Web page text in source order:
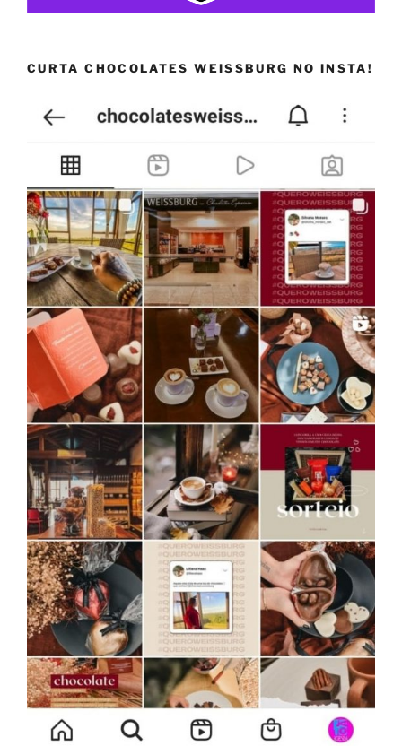
CURTA CHOCOLATES WEISSBURG NO INSTA!